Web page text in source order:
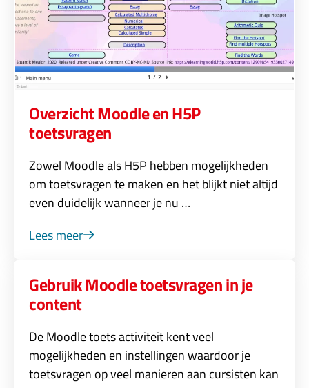
Overzicht Moodle en H5P
toetsvragen
Zowel Moodle als H5P hebben mogelijkheden
om toetsvragen te maken en het blijkt niet altijd
even duidelijk wanneer je nu …
Lees meer
Gebruik Moodle toetsvragen in je
content
De Moodle toets activiteit kent veel
mogelijkheden en instellingen waardoor je
toetsvragen op veel manieren aan cursisten kan